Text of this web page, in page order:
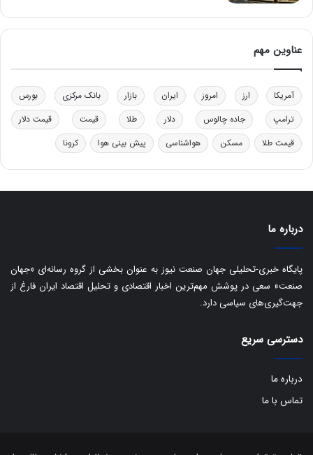
ت
و
ل
د
خ
و
د
ر
و
ی
ک
ی
ف
ی
عناوین مهم
آمریکا ارز امروز ایران بازار بانک مرکزی
بورس
ترامپ
جاده چالوس دلار طلا قیمت
قیمت دلار
قیمت طلا
مسکن هواشناسی پیش بینی هوا کرونا
درباره ما
پایگاه خبری-تحلیلی جهان صنعت نیوز به عنوان بخشی از گروه رسانه‌ای «جهان
صنعت» سعی در پوشش مهم‌ترین اخبار اقتصادی و تحلیل اقتصاد ایران فارغ از
جهت‌گیری‌های سیاسی دارد.
دسترسی سریع
درباره ما
تماس با ما